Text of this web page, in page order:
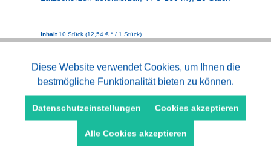
Inhalt 10 Stück (12,54 € * / 1 Stück)
ab 125,40 € *
Funktionale Aktiv
Marketing Aktiv
Diese Website verwendet Cookies, um Ihnen die
bestmögliche Funktionalität bieten zu können.
Datenschutzeinstellungen Cookies akzeptieren
Alle Cookies akzeptieren